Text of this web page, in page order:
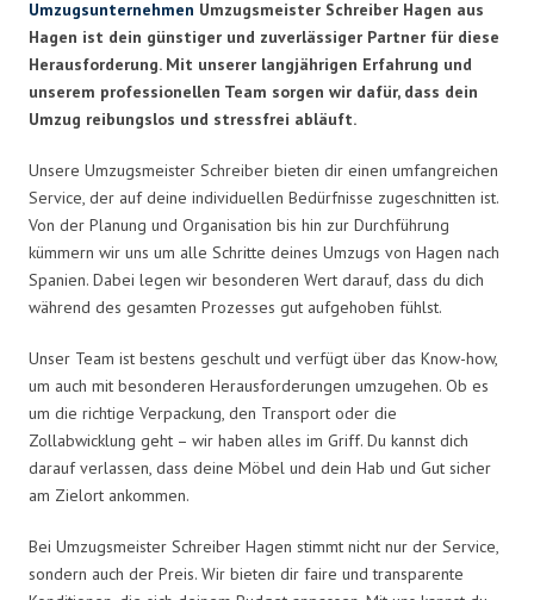
Umzugsunternehmen Umzugsmeister Schreiber Hagen aus
Hagen ist dein günstiger und zuverlässiger Partner für diese
Herausforderung. Mit unserer langjährigen Erfahrung und
unserem professionellen Team sorgen wir dafür, dass dein
Umzug reibungslos und stressfrei abläuft.
Unsere Umzugsmeister Schreiber bieten dir einen umfangreichen
Service, der auf deine individuellen Bedürfnisse zugeschnitten ist.
Von der Planung und Organisation bis hin zur Durchführung
kümmern wir uns um alle Schritte deines Umzugs von Hagen nach
Spanien. Dabei legen wir besonderen Wert darauf, dass du dich
während des gesamten Prozesses gut aufgehoben fühlst.
Unser Team ist bestens geschult und verfügt über das Know-how,
um auch mit besonderen Herausforderungen umzugehen. Ob es
um die richtige Verpackung, den Transport oder die
Zollabwicklung geht – wir haben alles im Griff. Du kannst dich
darauf verlassen, dass deine Möbel und dein Hab und Gut sicher
am Zielort ankommen.
Bei Umzugsmeister Schreiber Hagen stimmt nicht nur der Service,
sondern auch der Preis. Wir bieten dir faire und transparente